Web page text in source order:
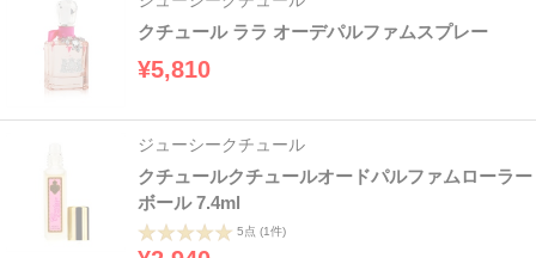
クチュール ララ オーデパルファムスプレー
¥5,810
ジューシークチュール
クチュールクチュールオードパルファムローラー
ボール 7.4ml
5点 (1件)